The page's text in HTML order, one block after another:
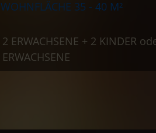
WOHNFLÄCHE 35 - 40 M²
2 ERWACHSENE + 2 KINDER
ERWACHSENE